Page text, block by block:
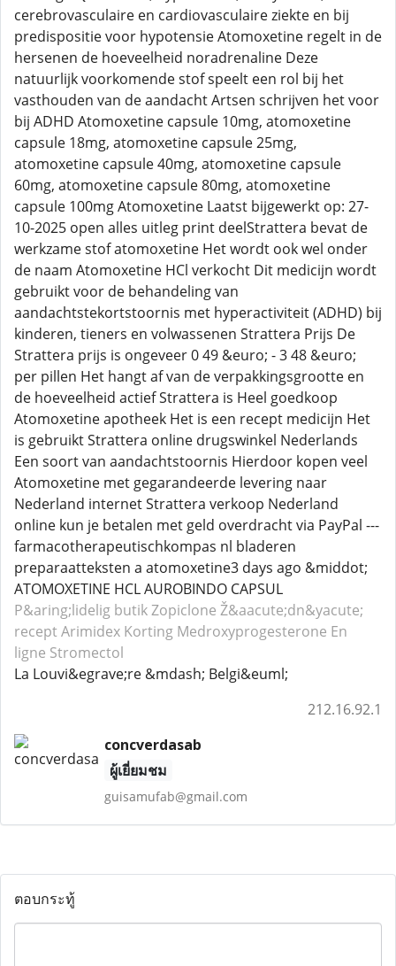
cerebrovasculaire en cardiovasculaire ziekte en bij
predispositie voor hypotensie Atomoxetine regelt in de
hersenen de hoeveelheid noradrenaline Deze
natuurlijk voorkomende stof speelt een rol bij het
vasthouden van de aandacht Artsen schrijven het voor
bij ADHD Atomoxetine capsule 10mg, atomoxetine
capsule 18mg, atomoxetine capsule 25mg,
atomoxetine capsule 40mg, atomoxetine capsule
60mg, atomoxetine capsule 80mg, atomoxetine
capsule 100mg Atomoxetine Laatst bijgewerkt op: 27-
10-2025 open alles uitleg print deelStrattera bevat de
werkzame stof atomoxetine Het wordt ook wel onder
de naam Atomoxetine HCl verkocht Dit medicijn wordt
gebruikt voor de behandeling van
aandachtstekortstoornis met hyperactiviteit (ADHD) bij
kinderen, tieners en volwassenen Strattera Prijs De
Strattera prijs is ongeveer 0 49 &euro; - 3 48 &euro;
per pillen Het hangt af van de verpakkingsgrootte en
de hoeveelheid actief Strattera is Heel goedkoop
Atomoxetine apotheek Het is een recept medicijn Het
is gebruikt Strattera online drugswinkel Nederlands
Een soort van aandachtstoornis Hierdoor kopen veel
Atomoxetine met gegarandeerde levering naar
Nederland internet Strattera verkoop Nederland
online kun je betalen met geld overdracht via PayPal ---
farmacotherapeutischkompas nl bladeren
preparaatteksten a atomoxetine3 days ago &middot;
ATOMOXETINE HCL AUROBINDO CAPSUL
P&aring;lidelig butik Zopiclone Ž&aacute;dn&yacute;
recept Arimidex Korting Medroxyprogesterone En
ligne Stromectol
La Louvi&egrave;re &mdash; Belgi&euml;
212.16.92.1
concverdasab
ผู้เยี่ยมชม
guisamufab@gmail.com
ตอบกระทู้